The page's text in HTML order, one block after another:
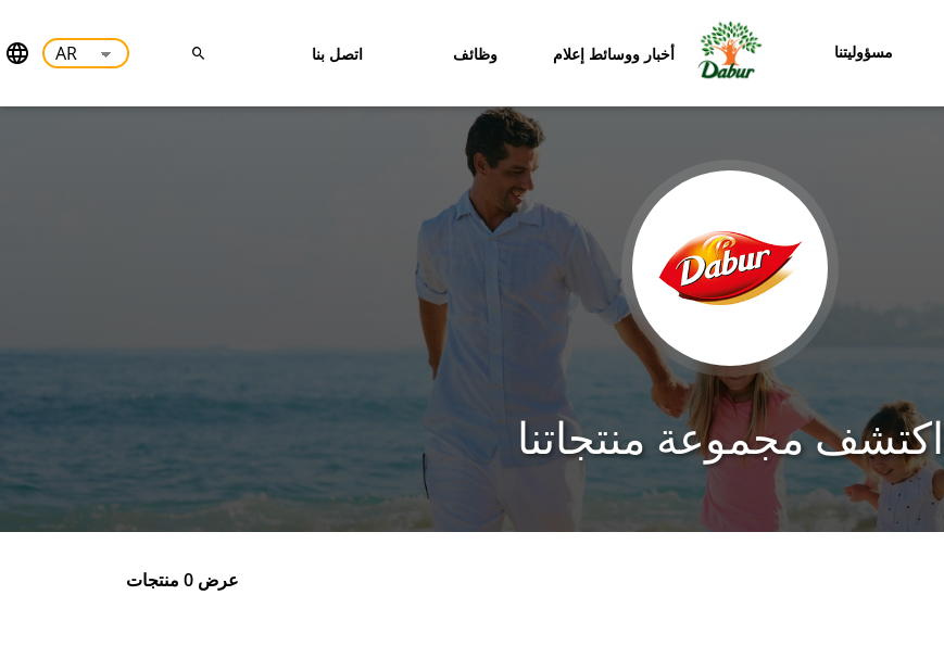
مسؤوليتنا أخبار ووسائط إعلام وظائف اتصل بنا
اكتشف مجموعة منتجاتنا
عرض 0 منتجات